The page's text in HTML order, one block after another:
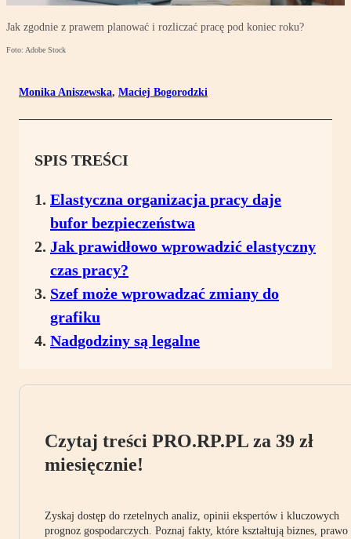
Jak zgodnie z prawem planować i rozliczać pracę pod koniec roku?
Foto: Adobe Stock
Monika Aniszewska, Maciej Bogorodzki
SPIS TREŚCI
Elastyczna organizacja pracy daje
bufor bezpieczeństwa
Jak prawidłowo wprowadzić elastyczny
czas pracy?
Szef może wprowadzać zmiany do
grafiku
Nadgodziny są legalne
Czytaj treści PRO.RP.PL za 39 zł
miesięcznie!
Zyskaj dostęp do rzetelnych analiz, opinii ekspertów i kluczowych
prognoz gospodarczych. Poznaj fakty, które kształtują biznes, prawo